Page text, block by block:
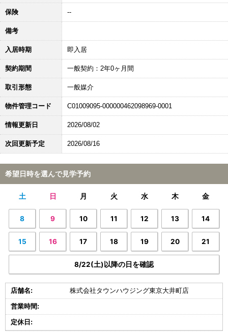
保険 --
備考
入居時期 即入居
契約期間 一般契約：2年0ヶ月間
取引形態 一般媒介
物件管理コード C01009095-000000462098969-0001
情報更新日 2026/08/02
次回更新予定 2026/08/16
希望日時を選んで見学予約
土 日 月 火 水 木 金
8 9 10 11 12 13 14
15 16 17 18 19 20 21
8/22(土)以降の日を確認
店舗名: 株式会社タウンハウジング東京大井町店
営業時間:
定休日: